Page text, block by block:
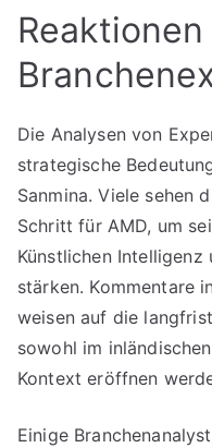
Die Analysen von
strategische
Sanmina. Viele sehen
Schritt für AMD, um
Künstlichen
stärken. Kommentare
weisen auf die
sowohl im
Kontext eröffnen
Einige